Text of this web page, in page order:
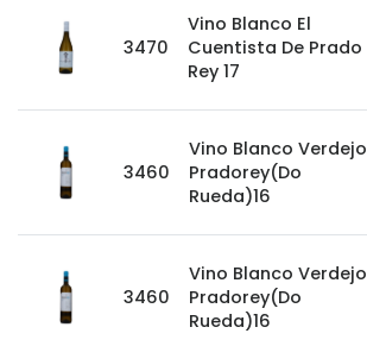
3470
Vino Blanco El
Cuentista De Prado
Rey 17
3460
Vino Blanco Verdejo
Pradorey(Do
Rueda)16
3460
Vino Blanco Verdejo
Pradorey(Do
Rueda)16